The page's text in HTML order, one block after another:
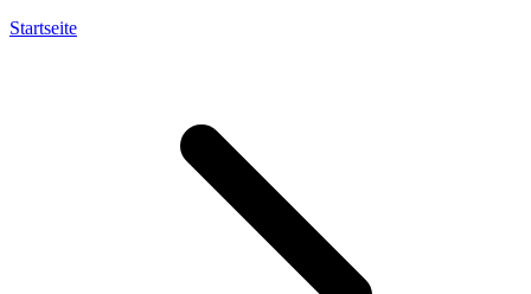
Startseite